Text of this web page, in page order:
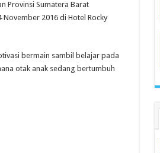
Provinsi Sumatera Barat
2016 di Hotel Rocky
bermain sambil belajar pada
otak anak sedang bertumbuh